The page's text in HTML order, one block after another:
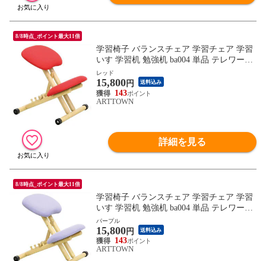
8/8時点_ポイント最大11倍
学習椅子 バランスチェア 学習チェア 学習
いす 学習机 勉強机 ba004 単品 テレワーク
チェア / レッド / -ART
レッド
15,800円 送料込み
143
ARTTOWN
詳細を見る
8/8時点_ポイント最大11倍
学習椅子 バランスチェア 学習チェア 学習
いす 学習机 勉強机 ba004 単品 テレワーク
チェア / パープル / -ART
パープル
15,800円 送料込み
143
ARTTOWN